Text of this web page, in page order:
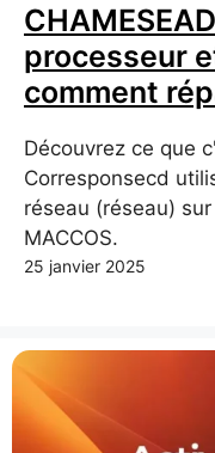
processeur
comment
Découvrez ce que
Corresponsecd
réseau (réseau)
MACCOS.
25 janvier 2025